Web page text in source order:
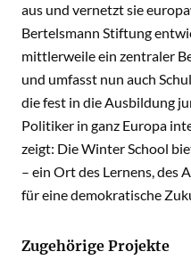
aus und vernetzt sie
Bertelsmann Stiftung
mittlerweile ein zentraler
und umfasst nun auch
die fest in die Ausbildung
Politiker in ganz Europa
zeigt: Die Winter School
– ein Ort des Lernens, des
für eine demokratische
Zugehörige Projekte